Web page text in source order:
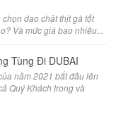
dao chặt thịt gà tốt
Và mức giá bao nhiêu...
Tùng Đi DUBAI
năm 2021 bắt đầu lên
Quý Khách trong và